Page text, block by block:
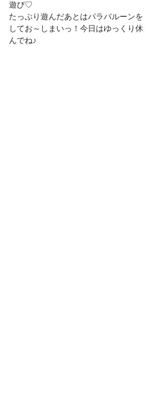
遊び♡
たっぷり遊んだあとはパラバルーンを
してお～しまいっ！今日はゆっくり休
んでね♪